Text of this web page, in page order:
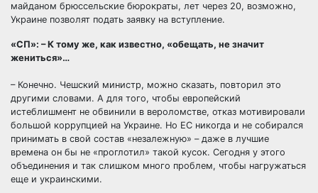
майданом брюссельские бюрократы, лет через 20, возможно,
Украине позволят подать заявку на вступление.
«СП»: – К тому же, как известно, «обещать, не значит
жениться»…
– Конечно. Чешский министр, можно сказать, повторил это
другими словами. А для того, чтобы европейский
истеблишмент не обвинили в вероломстве, отказ мотивировали
большой коррупцией на Украине. Но ЕС никогда и не собирался
принимать в свой состав «незалежную» – даже в лучшие
времена он бы не «проглотил» такой кусок. Сегодня у этого
объединения и так слишком много проблем, чтобы нагружаться
еще и украинскими.